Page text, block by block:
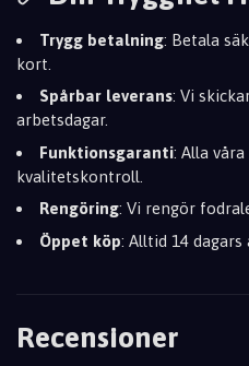
Trygg betalning: Betala
kort.
Spårbar leverans: Vi
arbetsdagar.
Funktionsgaranti: Alla
kvalitetskontroll.
Rengöring: Vi rengör
Öppet köp: Alltid 14 dagars
Recensioner